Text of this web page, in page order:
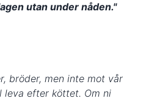
utan under nåden."
bröder, men inte mot vår
leva efter köttet. Om ni